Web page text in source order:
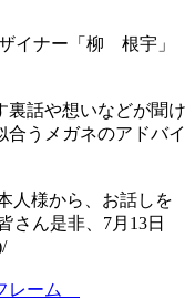
イナー「柳 根宇」
裏話や想いなどが聞け
うメガネのアドバイ
人様から、お話しを
さん是非、7月13日